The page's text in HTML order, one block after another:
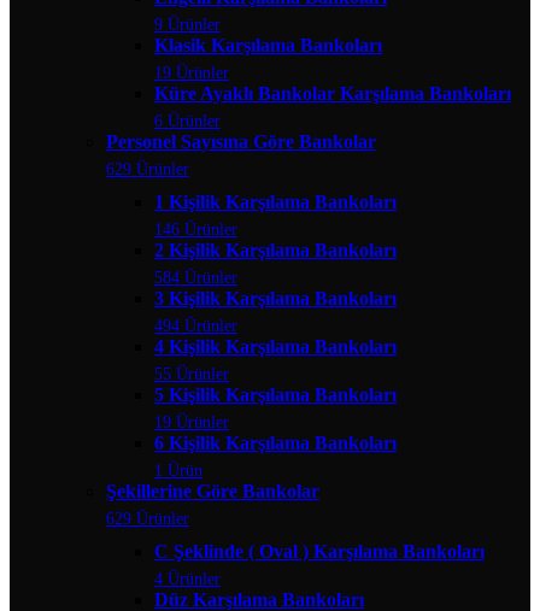
9 Ürünler
Klasik Karşılama Bankoları
19 Ürünler
Küre Ayaklı Bankolar Karşılama Bankoları
6 Ürünler
Personel Sayısına Göre Bankolar
629 Ürünler
1 Kişilik Karşılama Bankoları
146 Ürünler
2 Kişilik Karşılama Bankoları
584 Ürünler
3 Kişilik Karşılama Bankoları
494 Ürünler
4 Kişilik Karşılama Bankoları
55 Ürünler
5 Kişilik Karşılama Bankoları
19 Ürünler
6 Kişilik Karşılama Bankoları
1 Ürün
Şekillerine Göre Bankolar
629 Ürünler
C Şeklinde ( Oval ) Karşılama Bankoları
4 Ürünler
Düz Karşılama Bankoları